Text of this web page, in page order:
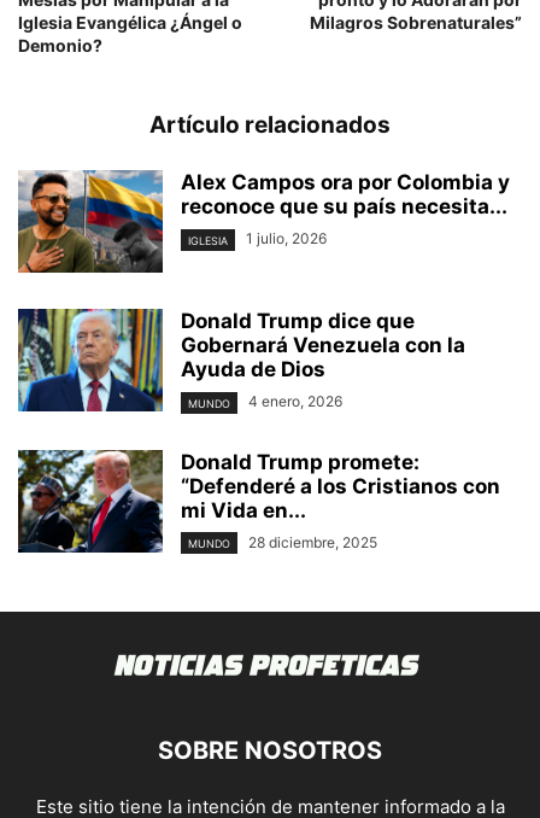
Iglesia Evangélica ¿Ángel o
Demonio?
Milagros Sobrenaturales”
Artículo relacionados
Alex Campos ora por Colombia y
reconoce que su país necesita...
IGLESIA 1 julio, 2026
Donald Trump dice que
Gobernará Venezuela con la
Ayuda de Dios
MUNDO 4 enero, 2026
Donald Trump promete:
“Defenderé a los Cristianos con
mi Vida en...
MUNDO 28 diciembre, 2025
SOBRE NOSOTROS
Este sitio tiene la intención de mantener informado a la